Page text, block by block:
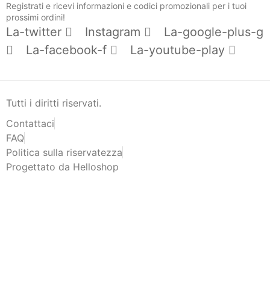
Registrati e ricevi informazioni e codici promozionali per i tuoi
prossimi ordini!
La-twitter Instagram
La-google-plus-g
La-facebook-f
La-youtube-play
Tutti i diritti riservati.
Contattaci
FAQ
Politica sulla riservatezza
Progettato da Helloshop